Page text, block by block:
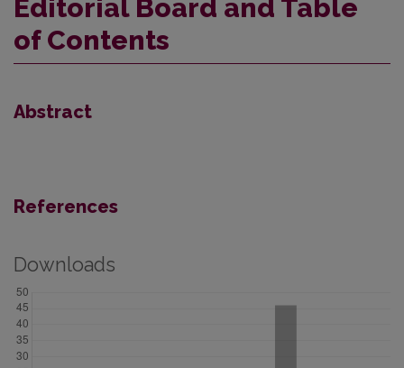
Editorial Board and Table
of Contents
Abstract
References
Downloads